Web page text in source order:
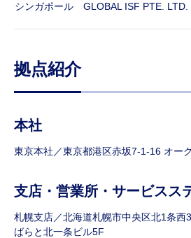
シンガポール GLOBAL ISF PTE. LTD.
拠点紹介
本社
東京本社／東京都港区赤坂7-1-16 オー
支店・営業所・サービスス
札幌支店／北海道札幌市中央区北1条
ばらと北一条ビル5F